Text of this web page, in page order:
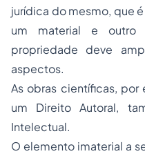
jurídica do mesmo, que
um material e
propriedade deve
aspectos.
As obras científicas,
um Direito Autoral,
Intelectual.
O elemento imaterial a